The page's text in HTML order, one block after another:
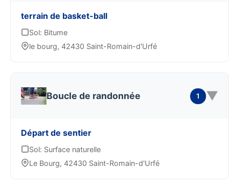
terrain de basket-ball
Sol: Bitume
le bourg, 42430 Saint-Romain-d'Urfé
Boucle de randonnée 1 ▼
Départ de sentier
Sol: Surface naturelle
Le Bourg, 42430 Saint-Romain-d'Urfé